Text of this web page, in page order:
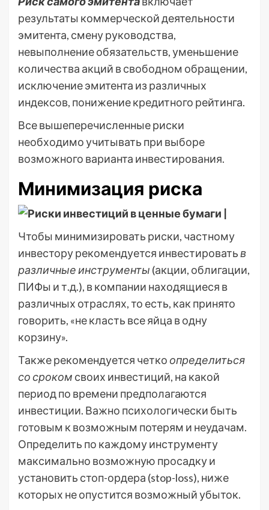
результаты коммерческой деятельности
эмитента, смену руководства,
невыполнение обязательств, уменьшение
количества акций в свободном обращении,
исключение эмитента из различных
индексов, понижение кредитного рейтинга.
Все вышеперечисленные риски
необходимо учитывать при выборе
возможного варианта инвестирования.
Минимизация риска
Чтобы минимизировать риски, частному
инвестору рекомендуется инвестироватьв
различные инструменты (акции, облигации,
ПИФы и т.д.), в компании находящиеся в
различных отраслях, то есть, как принято
говорить, «не класть все яйца в одну
корзину».
Также рекомендуется четко определиться
со сроком своих инвестиций, на какой
период по времени предполагаются
инвестиции. Важно психологически быть
готовым к возможным потерям и неудачам.
Определить по каждому инструменту
максимально возможную просадку и
установить стоп-ордера (stop-loss), ниже
которых не опустится возможный убыток.